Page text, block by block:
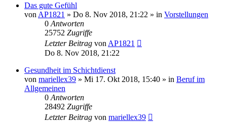
Das gute Gefühl
von AP1821 » Do 8. Nov 2018, 21:22 » in Vorstellungen
0 Antworten
25752 Zugriffe
Letzter Beitrag von AP1821
Do 8. Nov 2018, 21:22
Gesundheit im Schichtdienst
von mariellex39 » Mi 17. Okt 2018, 15:40 » in Beruf im
Allgemeinen
0 Antworten
28492 Zugriffe
Letzter Beitrag von mariellex39